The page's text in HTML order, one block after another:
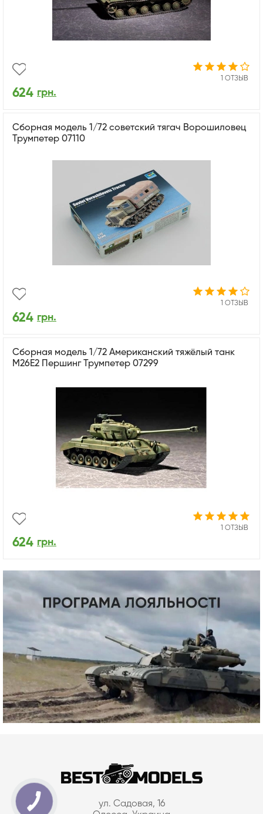
1 ОТЗЫВ
624 грн.
Сборная модель 1/72 советский тягач Ворошиловец
Трумпетер 07110
1 ОТЗЫВ
624 грн.
Сборная модель 1/72 Американский тяжёлый танк
M26E2 Першинг Трумпетер 07299
1 ОТЗЫВ
624 грн.
ул. Садовая, 16